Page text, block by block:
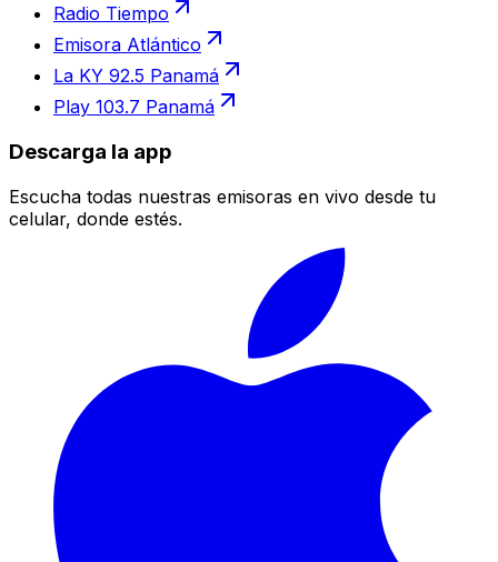
Radio Tiempo
Emisora Atlántico
La KY 92.5 Panamá
Play 103.7 Panamá
Descarga la app
Escucha todas nuestras emisoras en vivo desde tu
celular, donde estés.